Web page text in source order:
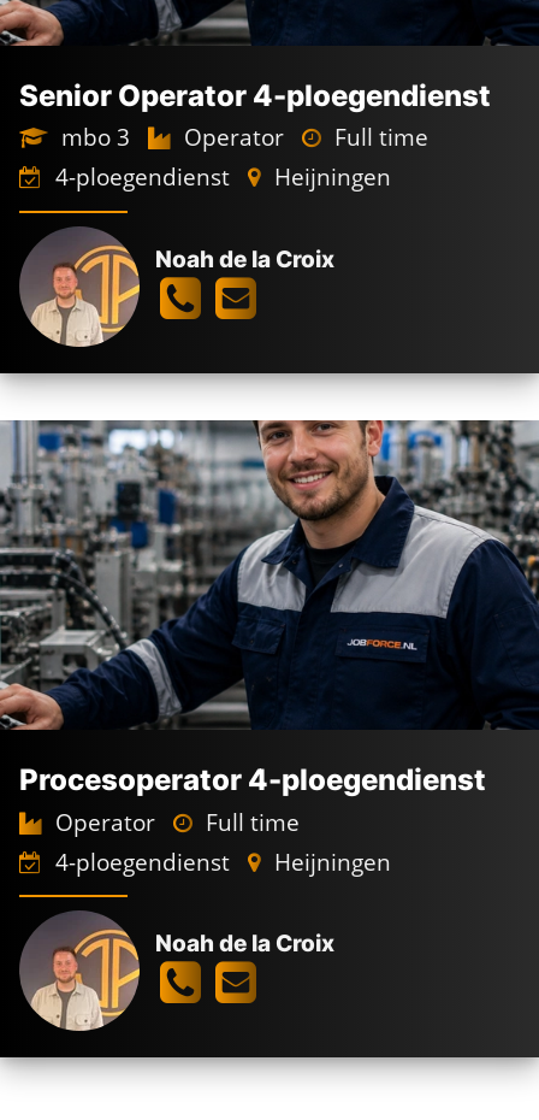
Senior Operator 4-ploegendienst
mbo 3 Operator
Full time
4-ploegendienst
Heijningen
Noah de la Croix
Procesoperator 4-ploegendienst
Operator
Full time
4-ploegendienst
Heijningen
Noah de la Croix